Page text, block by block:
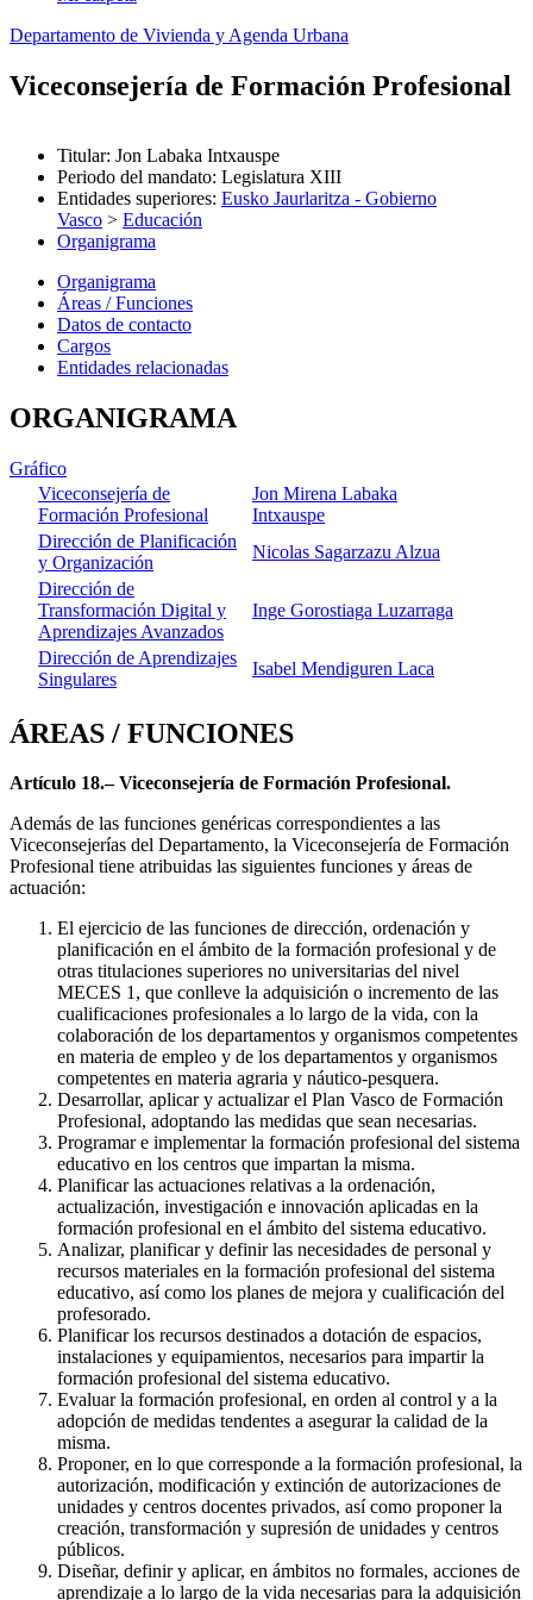
Departamento de Vivienda y Agenda Urbana
Viceconsejería de Formación Profesional
Titular: Jon Labaka Intxauspe
Periodo del mandato: Legislatura XIII
Entidades superiores: Eusko Jaurlaritza - Gobierno
Vasco > Educación
Organigrama
Organigrama
Áreas / Funciones
Datos de contacto
Cargos
Entidades relacionadas
ORGANIGRAMA
Gráfico
Viceconsejería de
Formación Profesional
Jon Mirena Labaka
Intxauspe
Dirección de Planificación
y Organización
Nicolas Sagarzazu Alzua
Dirección de
Transformación Digital y
Aprendizajes Avanzados
Inge Gorostiaga Luzarraga
Dirección de Aprendizajes
Singulares
Isabel Mendiguren Laca
ÁREAS / FUNCIONES
Artículo 18.– Viceconsejería de Formación Profesional.
Además de las funciones genéricas correspondientes a las
Viceconsejerías del Departamento, la Viceconsejería de Formación
Profesional tiene atribuidas las siguientes funciones y áreas de
actuación:
El ejercicio de las funciones de dirección, ordenación y
planificación en el ámbito de la formación profesional y de
otras titulaciones superiores no universitarias del nivel
MECES 1, que conlleve la adquisición o incremento de las
cualificaciones profesionales a lo largo de la vida, con la
colaboración de los departamentos y organismos competentes
en materia de empleo y de los departamentos y organismos
competentes en materia agraria y náutico-pesquera.
Desarrollar, aplicar y actualizar el Plan Vasco de Formación
Profesional, adoptando las medidas que sean necesarias.
Programar e implementar la formación profesional del sistema
educativo en los centros que impartan la misma.
Planificar las actuaciones relativas a la ordenación,
actualización, investigación e innovación aplicadas en la
formación profesional en el ámbito del sistema educativo.
Analizar, planificar y definir las necesidades de personal y
recursos materiales en la formación profesional del sistema
educativo, así como los planes de mejora y cualificación del
profesorado.
Planificar los recursos destinados a dotación de espacios,
instalaciones y equipamientos, necesarios para impartir la
formación profesional del sistema educativo.
Evaluar la formación profesional, en orden al control y a la
adopción de medidas tendentes a asegurar la calidad de la
misma.
Proponer, en lo que corresponde a la formación profesional, la
autorización, modificación y extinción de autorizaciones de
unidades y centros docentes privados, así como proponer la
creación, transformación y supresión de unidades y centros
públicos.
Diseñar, definir y aplicar, en ámbitos no formales, acciones de
aprendizaje a lo largo de la vida necesarias para la adquisición